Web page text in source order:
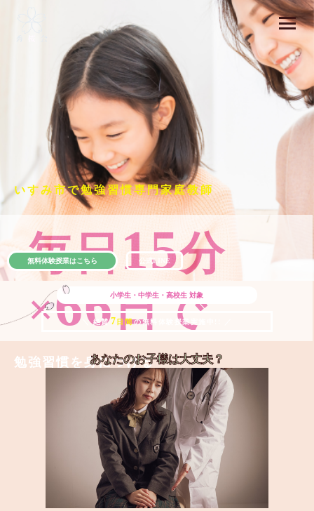
いすみ市で勉強習慣専門家庭教師
毎日15分
×66日で
勉強習慣を身につける
小学生・中学生・高校生 対象
＼ 絶賛 7 日間の無料体験授業実施中!! ／
無料体験授業はこちら 公式LINE
あなたのお子様は大丈夫？